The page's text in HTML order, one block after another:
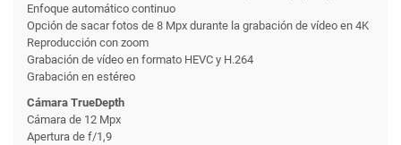
Enfoque automático continuo
Opción de sacar fotos de 8 Mpx durante la grabación de vídeo en 4K
Reproducción con zoom
Grabación de vídeo en formato HEVC y H.264
Grabación en estéreo
Cámara TrueDepth
Cámara de 12 Mpx
Apertura de f/1,9